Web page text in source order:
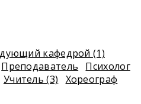
кафедрой (1)
Преподаватель
Психолог
Учитель (3) Хореограф